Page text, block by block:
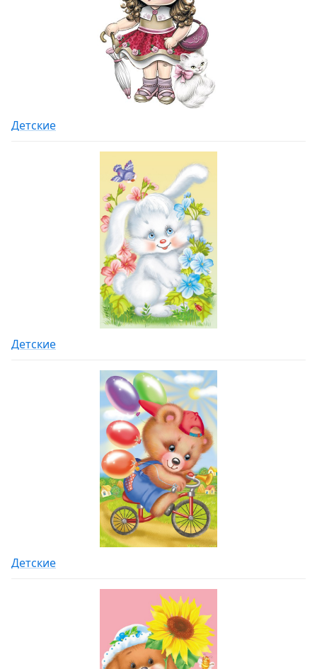
Детские
Детские
Детские